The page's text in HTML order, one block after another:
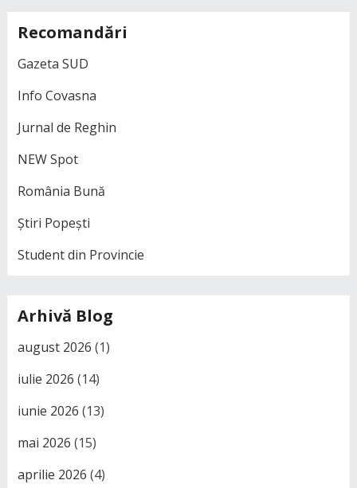
Recomandări
Gazeta SUD
Info Covasna
Jurnal de Reghin
NEW Spot
România Bună
Știri Popești
Student din Provincie
Arhivă Blog
august 2026 (1)
iulie 2026 (14)
iunie 2026 (13)
mai 2026 (15)
aprilie 2026 (4)